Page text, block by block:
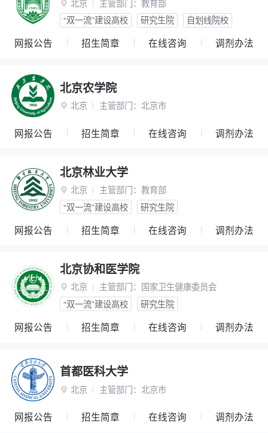
 北京 主管部门： 教育部
“双一流”建设高校
研究生院 自划线院校
网报公告 招生简章 在线咨询 调剂办法
北京农学院
 北京 主管部门： 北京市
网报公告 招生简章 在线咨询 调剂办法
北京林业大学
 北京 主管部门： 教育部
“双一流”建设高校
研究生院
网报公告 招生简章 在线咨询 调剂办法
北京协和医学院
 北京 主管部门： 国家卫生健康委员会
“双一流”建设高校
研究生院
网报公告 招生简章 在线咨询 调剂办法
首都医科大学
 北京 主管部门： 北京市
网报公告 招生简章 在线咨询 调剂办法